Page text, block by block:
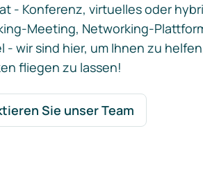
- Konferenz, virtuelles oder
Meeting, Networking-
wir sind hier, um Ihnen zu
fliegen zu lassen!
Sie unser Team